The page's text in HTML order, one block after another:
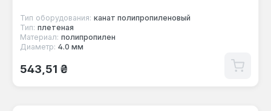
Тип оборудования: канат полипропиленовый
Тип: плетеная
Материал: полипропилен
Диаметр: 4.0 мм
Обычная цена:
543,51 ₴